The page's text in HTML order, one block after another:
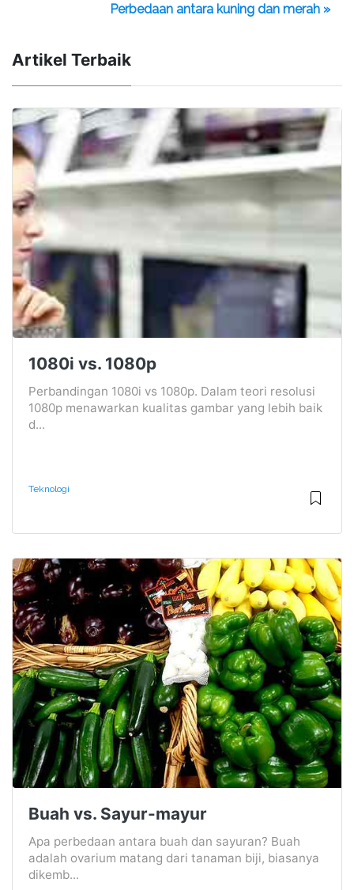
Perbedaan antara kuning dan merah »
Artikel Terbaik
1080i vs. 1080p
Perbandingan 1080i vs 1080p. Dalam teori resolusi
1080p menawarkan kualitas gambar yang lebih baik
d...
Teknologi
Buah vs. Sayur-mayur
Apa perbedaan antara buah dan sayuran? Buah
adalah ovarium matang dari tanaman biji, biasanya
dikemb...